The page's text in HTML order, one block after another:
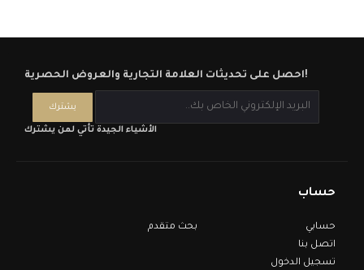
احصل على تحديثات العلامة التجارية والعروض الحصرية!
الأشياء الجيدة تأتي لمن يشترك
حساب
حسابي
اتصل بنا
تسجيل الدخول
بحث متقدم